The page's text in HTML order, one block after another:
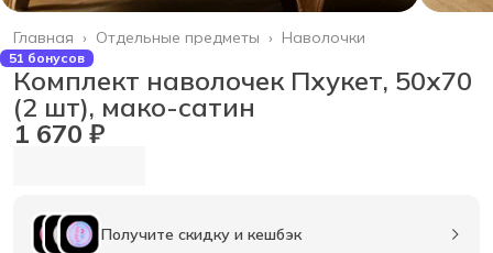
Наволочки
Отдельные предметы ›
Главная ›
51 бонусов
Комплект наволочек Пхукет, 50х70
(2 шт), мако-сатин
1 670 ₽
Получите скидку и кешбэк